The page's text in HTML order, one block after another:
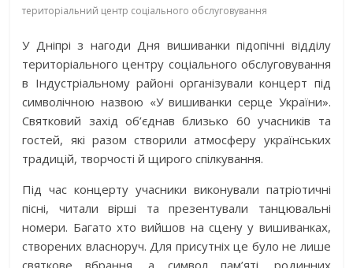
територіальний центр соціального обслуговування
У Дніпрі з нагоди Дня вишиванки підопічні відділу
територіального центру соціального обслуговування
в Індустріальному районі організували концерт під
символічною назвою «У вишиванки серце України».
Святковий захід об’єднав близько 60 учасників та
гостей, які разом створили атмосферу українських
традицій, творчості й щирого спілкування.
Під час концерту учасники виконували патріотичні
пісні, читали вірші та презентували танцювальні
номери. Багато хто вийшов на сцену у вишиванках,
створених власноруч. Для присутніх це було не лише